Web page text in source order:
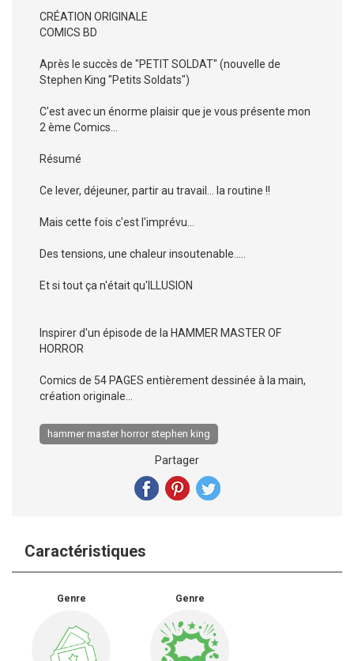
CRÉATION ORIGINALE
COMICS BD
Après le succès de "PETIT SOLDAT" (nouvelle de
Stephen King "Petits Soldats")
C'est avec un énorme plaisir que je vous présente mon
2 ème Comics...
Résumé
Ce lever, déjeuner, partir au travail... la routine !!
Mais cette fois c'est l'imprévu...
Des tensions, une chaleur insoutenable.....
Et si tout ça n'était qu'ILLUSION
Inspirer d'un épisode de la HAMMER MASTER OF
HORROR
Comics de 54 PAGES entièrement dessinée à la main,
création originale...
hammer master horror stephen king
Partager
Caractéristiques
Genre Genre